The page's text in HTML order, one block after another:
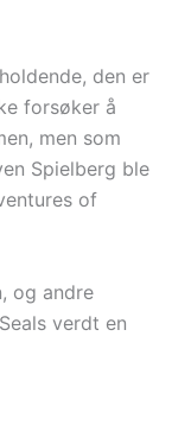
den er
forsøker å
men som
Spielberg ble
of
og andre
verdt en